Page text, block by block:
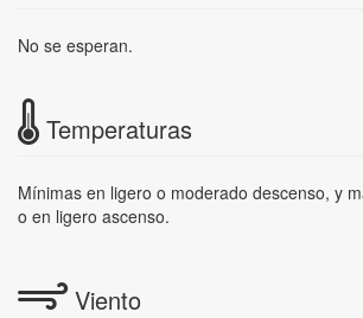
No se esperan.
Temperaturas
Mínimas en ligero o moderado descenso, y
o en ligero ascenso.
Viento